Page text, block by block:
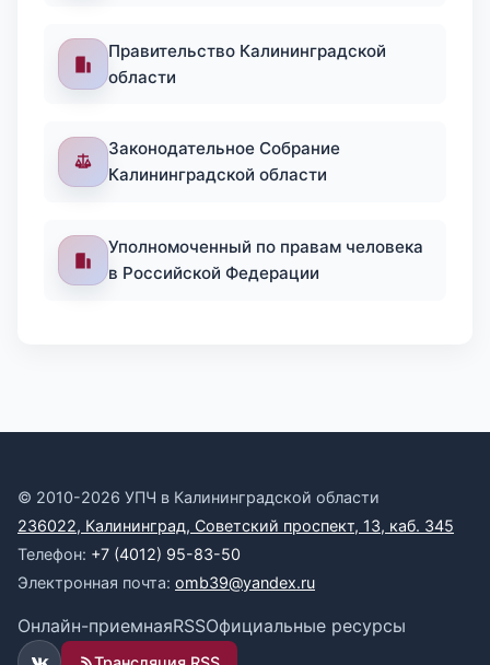
Правительство Калининградской
области
Законодательное Собрание
Калининградской области
Уполномоченный по правам человека
в Российской Федерации
© 2010-2026 УПЧ в Калининградской области
236022, Калининград, Советский проспект, 13, каб. 345
Телефон: +7 (4012) 95-83-50
Электронная почта: omb39@yandex.ru
Онлайн-приемнаяRSSОфициальные ресурсы